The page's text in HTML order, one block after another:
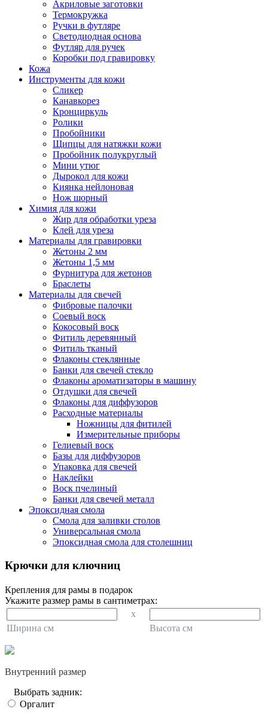
Акриловые заготовки
Термокружка
Ручки в футляре
Светодиодная основа
Футляр для ручек
Коробки под гравировку
Кожа
Инструменты для кожи
Сликер
Канавкорез
Кронциркуль
Ролики
Пробойники
Щипцы для натяжки кожи
Пробойник полукруглый
Мини утюг
Дырокол для кожи
Киянка нейлоновая
Нож шорный
Химия для кожи
Жир для обработки уреза
Клей для уреза
Материалы для гравировки
Жетоны 2 мм
Жетоны 1,5 мм
Фурнитура для жетонов
Браслеты
Материалы для свечей
Фибровые палочки
Соевый воск
Кокосовый воск
Фитиль деревянный
Фитиль тканый
Флаконы стеклянные
Банки для свечей стекло
Флаконы ароматизаторы в машину
Отдушки для свечей
Флаконы для диффузоров
Расходные материалы
Ножницы для фитилей
Измерительные приборы
Гелиевый воск
Базы для диффузоров
Упаковка для свечей
Наклейки
Воск пчелиный
Банки для свечей металл
Эпоксидная смола
Смола для заливки столов
Универсальная смола
Эпоксидная смола для столешниц
Крючки для ключниц
Крепления для рамы в подарок
Укажите размер рамы в сантиметрах:
x
Ширина см
Высота см
Внутренний размер
Выбрать задник:
Оргалит